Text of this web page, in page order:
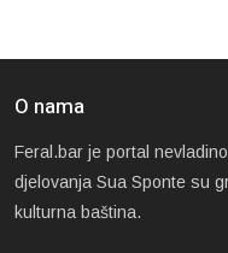
O nama
Feral.bar je portal
djelovanja Sua Sponte su
kulturna baština.